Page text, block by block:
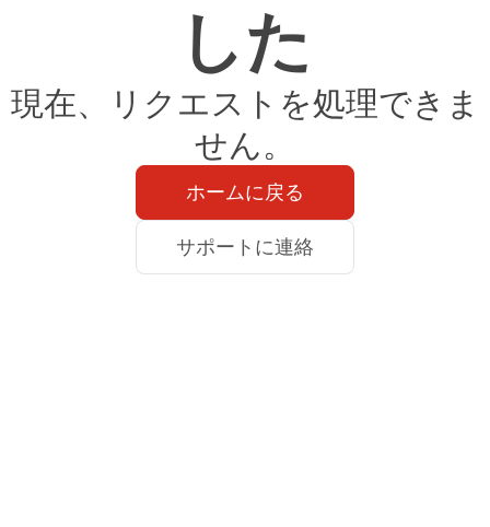
した
現在、リクエストを処理できま
せん。
ホームに戻る
サポートに連絡